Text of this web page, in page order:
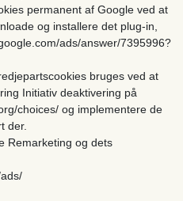
permanent af Google ved at
og installere det plug-in,
ads/answer/7395996?
bruges ved at
Initiativ deaktivering på
choices/ og implementere de
der.
Remarketing og dets